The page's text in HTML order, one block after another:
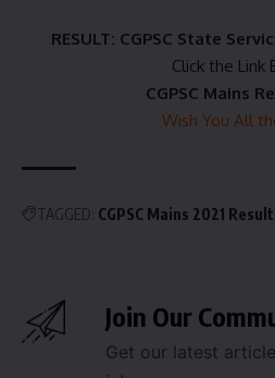
RESULT: CGPSC State
Click the Link
CGPSC Mains
Wish You All
TAGGED: CGPSC Mains 2021 Result
Join Our
Get our latest